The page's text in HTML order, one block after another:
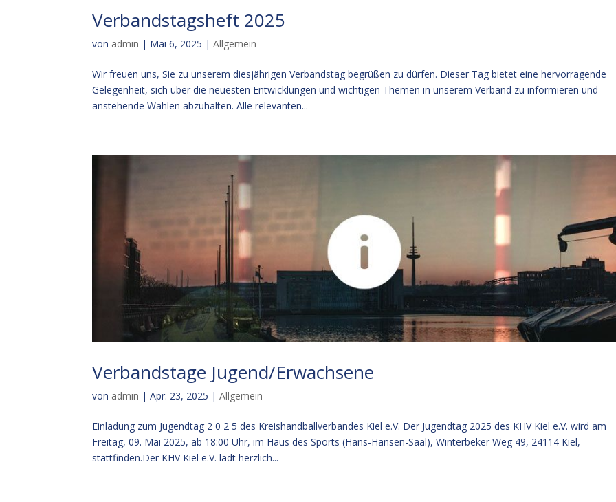
Verbandstagsheft 2025
von admin | Mai 6, 2025 |Allgemein
Wir freuen uns, Sie zu unserem diesjährigen Verbandstag begrüßen zu dürfen. Dieser Tag bietet eine hervorragende
Gelegenheit, sich über die neuesten Entwicklungen und wichtigen Themen in unserem Verband zu informieren und
anstehende Wahlen abzuhalten. Alle relevanten...
Verbandstage Jugend/Erwachsene
von admin |Apr. 23, 2025 |Allgemein
Einladung zum Jugendtag 2 0 2 5 des Kreishandballverbandes Kiel e.V. Der Jugendtag 2025 des KHV Kiel e.V. wird am
Freitag, 09. Mai 2025, ab 18:00 Uhr, im Haus des Sports (Hans-Hansen-Saal), Winterbeker Weg 49, 24114 Kiel,
stattfinden.Der KHV Kiel e.V. lädt herzlich...